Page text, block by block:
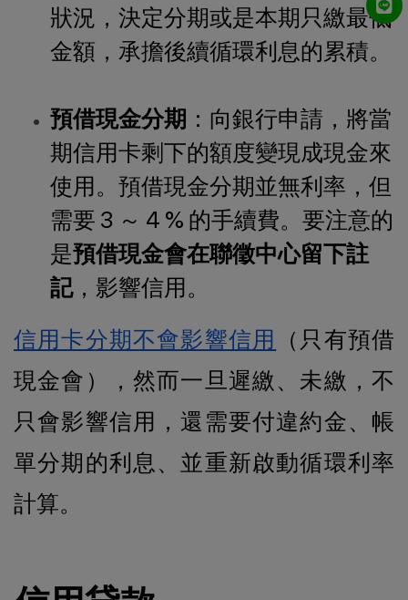
狀況，決定分期或是本期只繳最低
金額，承擔後續循環利息的累積。
預借現金分期 ：向銀行申請，將當
期信用卡剩下的額度變現成現金來
使用。預借現金分期並無利率，但
需要 3 ～ 4 % 的手續費。要注意的
是預借現金會在聯徵中心留下註
記，影響信用。
信用卡分期不會影響信用
（只有預借
現金會），然而一旦遲繳、未繳，不
只會影響信用，還需要付違約金、帳
單分期的利息、並重新啟動循環利率
計算。